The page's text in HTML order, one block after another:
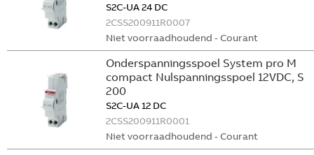
S2C-UA 24 DC
2CSS200911R0007
Niet voorraadhoudend - Courant
Onderspanningsspoel System pro M
compact Nulspanningsspoel 12VDC, S
200
S2C-UA 12 DC
2CSS200911R0001
Niet voorraadhoudend - Courant